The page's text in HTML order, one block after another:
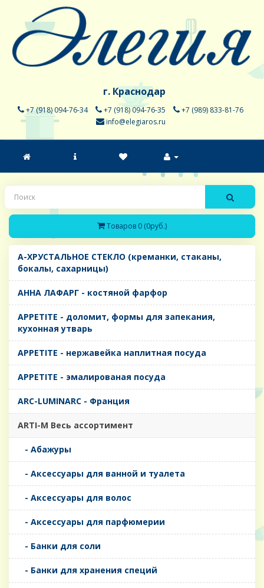
г. Краснодар
+7 (918) 094-76-34 +7 (918) 094-76-35
+7 (989) 833-81-76
info@elegiaros.ru
Товаров 0 (0руб.)
A-ХРУСТАЛЬНОЕ СТЕКЛО (креманки, стаканы,
бокалы, сахарницы)
AHHA ЛАФАРГ - костяной фарфор
APPETITE - доломит, формы для запекания,
кухонная утварь
APPETITE - нержавейка наплитная посуда
APPETITE - эмалированая посуда
ARC-LUMINARC - Франция
ARTI-M Весь ассортимент
- Абажуры
- Аксессуары для ванной и туалета
- Аксессуары для волос
- Аксессуары для парфюмерии
- Банки для соли
- Банки для хранения специй